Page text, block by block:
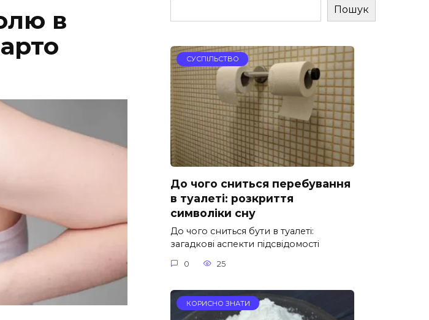
в
Пошук
СУСПІЛЬСТВО
До чого сниться перебування
в туалеті: розкриття
символіки сну
До чого сниться бути в туалеті:
загадкові аспекти підсвідомості
0 25
КОРИСНО ЗНАТИ